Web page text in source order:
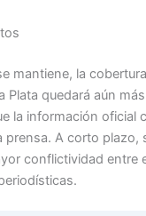
mantiene, la
Plata quedará aún
la información oficial
prensa. A corto plazo,
conflictividad entre